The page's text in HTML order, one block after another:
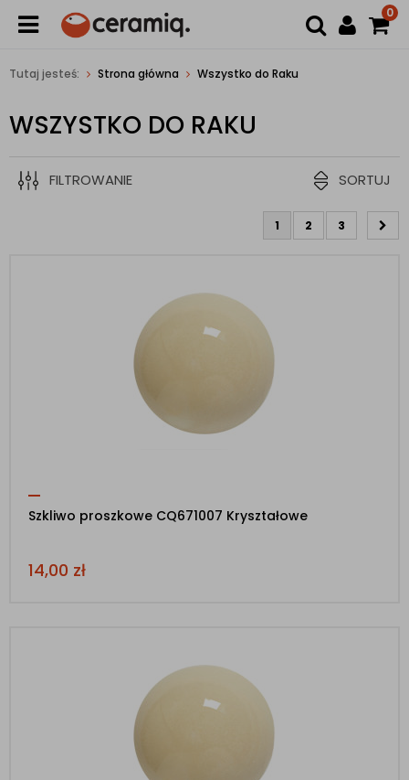
0
Tutaj jesteś: Strona główna Wszystko do Raku
WSZYSTKO DO RAKU
FILTROWANIE SORTUJ
1 2 3
Szkliwo proszkowe CQ671007 Kryształowe
14,00 zł